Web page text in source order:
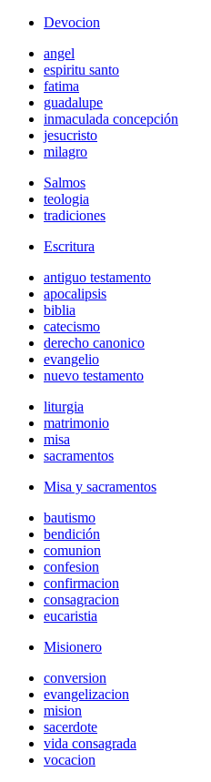
Devocion
angel
espiritu santo
fatima
guadalupe
inmaculada concepción
jesucristo
milagro
Salmos
teologia
tradiciones
Escritura
antiguo testamento
apocalipsis
biblia
catecismo
derecho canonico
evangelio
nuevo testamento
liturgia
matrimonio
misa
sacramentos
Misa y sacramentos
bautismo
bendición
comunion
confesion
confirmacion
consagracion
eucaristia
Misionero
conversion
evangelizacion
mision
sacerdote
vida consagrada
vocacion